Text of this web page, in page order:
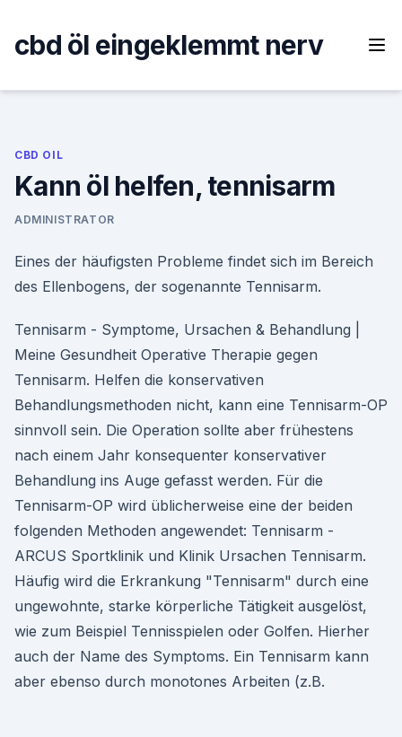
content
cbd öl eingeklemmt nerv
CBD OIL
Kann öl helfen, tennisarm
ADMINISTRATOR
Eines der häufigsten Probleme findet sich im Bereich
des Ellenbogens, der sogenannte Tennisarm.
Tennisarm - Symptome, Ursachen & Behandlung |
Meine Gesundheit Operative Therapie gegen
Tennisarm. Helfen die konservativen
Behandlungsmethoden nicht, kann eine Tennisarm-OP
sinnvoll sein. Die Operation sollte aber frühestens
nach einem Jahr konsequenter konservativer
Behandlung ins Auge gefasst werden. Für die
Tennisarm-OP wird üblicherweise eine der beiden
folgenden Methoden angewendet: Tennisarm -
ARCUS Sportklinik und Klinik Ursachen Tennisarm.
Häufig wird die Erkrankung "Tennisarm" durch eine
ungewohnte, starke körperliche Tätigkeit ausgelöst,
wie zum Beispiel Tennisspielen oder Golfen. Hierher
auch der Name des Symptoms. Ein Tennisarm kann
aber ebenso durch monotones Arbeiten (z.B.